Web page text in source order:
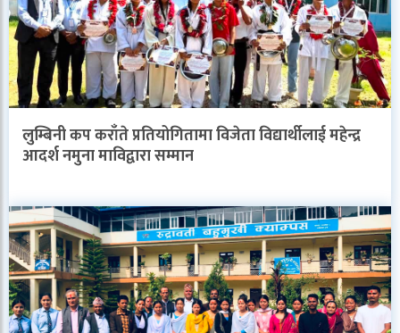
लुम्बिनी कप कराँते प्रतियोगितामा विजेता विद्यार्थीलाई महेन्द्र
आदर्श नमुना माविद्वारा सम्मान